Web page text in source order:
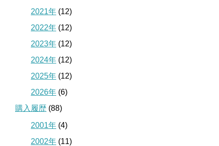
2021年 (12)
2022年 (12)
2023年 (12)
2024年 (12)
2025年 (12)
2026年 (6)
購入履歴 (88)
2001年 (4)
2002年 (11)